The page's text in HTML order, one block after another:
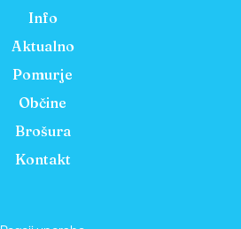
Info
Aktualno
Pomurje
Občine
Brošura
Kontakt